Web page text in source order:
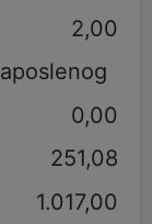
2,00
0,00
251,08
1.017,00